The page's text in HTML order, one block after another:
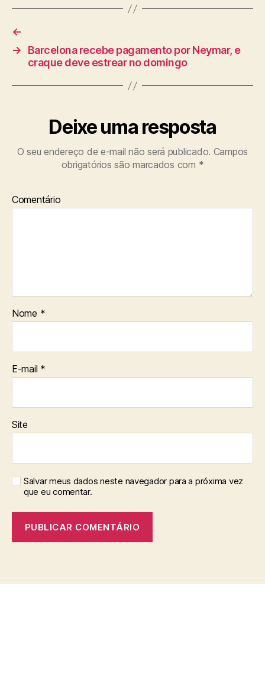
←
→
Barcelona recebe pagamento por Neymar, e
craque deve estrear no domingo
Deixe uma resposta
O seu endereço de e-mail não será publicado. Campos
obrigatórios são marcados com *
Comentário
Nome *
E-mail *
Site
Salvar meus dados neste navegador para a próxima vez
que eu comentar.